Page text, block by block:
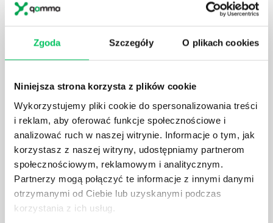
Zgoda Szczegóły O plikach cookies
Niniejsza strona korzysta z plików cookie
Wykorzystujemy pliki cookie do spersonalizowania treści
i reklam, aby oferować funkcje społecznościowe i
analizować ruch w naszej witrynie. Informacje o tym, jak
korzystasz z naszej witryny, udostępniamy partnerom
społecznościowym, reklamowym i analitycznym.
Partnerzy mogą połączyć te informacje z innymi danymi
otrzymanymi od Ciebie lub uzyskanymi podczas
korzystania z ich usług.
kompetentnych pracowników nie będzie w stanie
sprawnie realizować swoich zadań, jeśli zabraknie w
niezbędna jest osoba nadzorująca wszystkie
czynności wykonywane przez pracowników.
JAK BRYGADZISTA MOŻE ROZWINĄĆ SWOJE
KOMPETENCJE MENEDŻERSKIE?
Menedżer to niezwykle ważne stanowisko w każdej
firmie. Osoba je pełniąca jest w pełni odpowiedzialna
za realizację działań podległych mu osób oraz
działu.